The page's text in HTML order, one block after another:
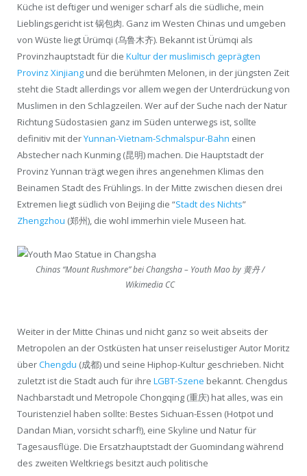
Küche ist deftiger und weniger scharf als die südliche, mein
Lieblingsgericht ist 锅包肉. Ganz im Westen Chinas und umgeben
von Wüste liegt Ürümqi (乌鲁木齐). Bekannt ist Ürümqi als
Provinzhauptstadt für die Kultur der muslimisch geprägten
Provinz Xinjiang und die berühmten Melonen, in der jüngsten Zeit
steht die Stadt allerdings vor allem wegen der Unterdrückung von
Muslimen in den Schlagzeilen. Wer auf der Suche nach der Natur
Richtung Südostasien ganz im Süden unterwegs ist, sollte
definitiv mit derYunnan-Vietnam-Schmalspur-Bahn einen
Abstecher nach Kunming (昆明) machen. Die Hauptstadt der
Provinz Yunnan trägt wegen ihres angenehmen Klimas den
Beinamen Stadt des Frühlings. In der Mitte zwischen diesen drei
Extremen liegt südlich von Beijing die “Stadt des Nichts”
Zhengzhou (郑州), die wohl immerhin viele Museen hat.
Chinas “Mount Rushmore” bei Changsha – Youth Mao by 黄丹 /
Wikimedia CC
Weiter in der Mitte Chinas und nicht ganz so weit abseits der
Metropolen an der Ostküsten hat unser reiselustiger Autor Moritz
überChengdu (成都) und seine Hiphop-Kultur geschrieben. Nicht
zuletzt ist die Stadt auch für ihre LGBT-Szene bekannt. Chengdus
Nachbarstadt und Metropole Chongqing (重庆) hat alles, was ein
Touristenziel haben sollte: Bestes Sichuan-Essen (Hotpot und
Dandan Mian, vorsicht scharf!), eine Skyline und Natur für
Tagesausflüge. Die Ersatzhauptstadt der Guomindang während
des zweiten Weltkriegs besitzt auch politische